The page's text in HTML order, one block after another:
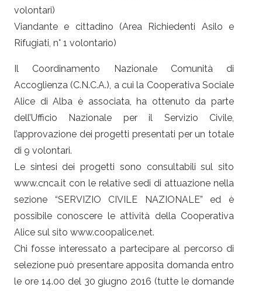
volontari)
Viandante e cittadino (Area Richiedenti Asilo e
Rifugiati, n° 1 volontario)
Il Coordinamento Nazionale Comunità di
Accoglienza (C.N.C.A.), a cui la Cooperativa Sociale
Alice di Alba è associata, ha ottenuto da parte
dell’Ufficio Nazionale per il Servizio Civile,
l’approvazione dei progetti presentati per un totale
di 9 volontari.
Le sintesi dei progetti sono consultabili sul sito
www.cnca.it con le relative sedi di attuazione nella
sezione “SERVIZIO CIVILE NAZIONALE” ed è
possibile conoscere le attività della Cooperativa
Alice sul sito www.coopalice.net.
Chi fosse interessato a partecipare al percorso di
selezione può presentare apposita domanda entro
le ore 14.00 del 30 giugno 2016 (tutte le domande